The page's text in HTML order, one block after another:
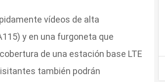
vídeos de alta
y en una furgoneta que
de una estación base LTE
también podrán